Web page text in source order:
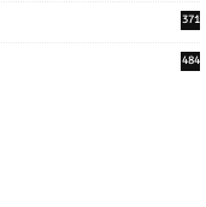
371
484